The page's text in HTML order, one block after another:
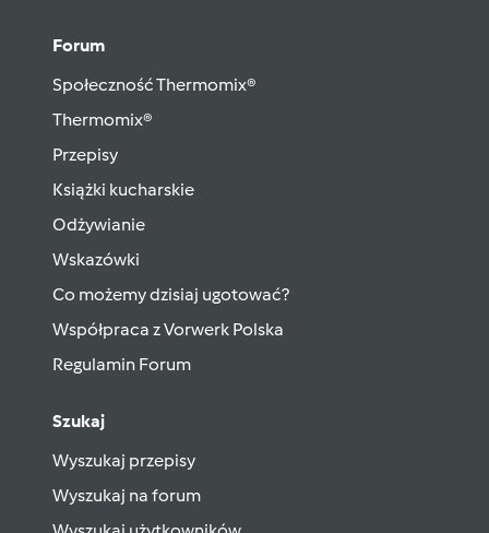
Forum
Społeczność Thermomix®
Thermomix®
Przepisy
Książki kucharskie
Odżywianie
Wskazówki
Co możemy dzisiaj ugotować?
Współpraca z Vorwerk Polska
Regulamin Forum
Szukaj
Wyszukaj przepisy
Wyszukaj na forum